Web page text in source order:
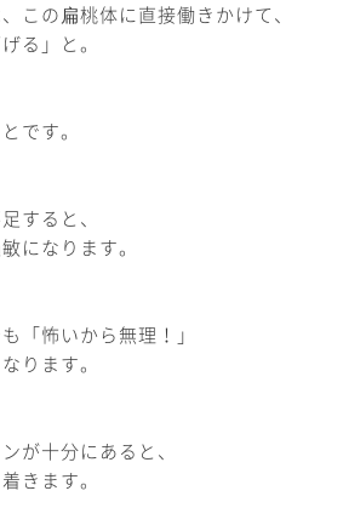
この扁桃体に直接働きかけて、
る」と。
です。
すると、
になります。
「怖いから無理！」
ります。
が十分にあると、
きます。